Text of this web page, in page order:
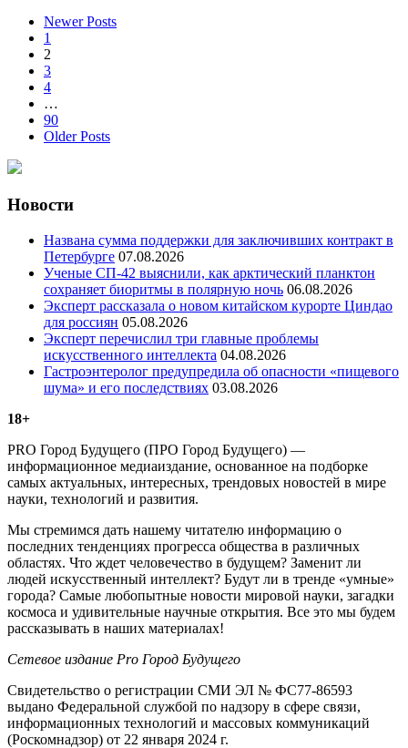
Пагинация
записей
Newer Posts
1
2
3
4
…
90
Older Posts
Новости
Названа сумма поддержки для заключивших контракт в
Петербурге 07.08.2026
Ученые СП-42 выяснили, как арктический планктон
сохраняет биоритмы в полярную ночь 06.08.2026
Эксперт рассказала о новом китайском курорте Циндао
для россиян 05.08.2026
Эксперт перечислил три главные проблемы
искусственного интеллекта 04.08.2026
Гастроэнтеролог предупредила об опасности «пищевого
шума» и его последствиях 03.08.2026
18+
PRO Город Будущего (ПРО Город Будущего) —
информационное медиаиздание, основанное на подборке
самых актуальных, интересных, трендовых новостей в мире
науки, технологий и развития.
Мы стремимся дать нашему читателю информацию о
последних тенденциях прогресса общества в различных
областях. Что ждет человечество в будущем? Заменит ли
людей искусственный интеллект? Будут ли в тренде «умные»
города? Самые любопытные новости мировой науки, загадки
космоса и удивительные научные открытия. Все это мы будем
рассказывать в наших материалах!
Сетевое издание Рrо Город Будущего
Свидетельство о регистрации СМИ ЭЛ № ФС77-86593
выдано Федеральной службой по надзору в сфере связи,
информационных технологий и массовых коммуникаций
(Роскомнадзор) от 22 января 2024 г.